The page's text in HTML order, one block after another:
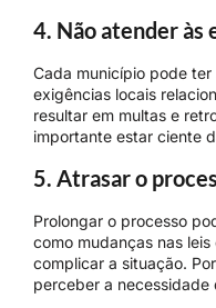
4. Não atender às
Cada município pode
exigências locais
resultar em multas e
importante estar ciente
5. Atrasar o
Prolongar o processo
como mudanças nas
complicar a situação.
perceber a necessidade